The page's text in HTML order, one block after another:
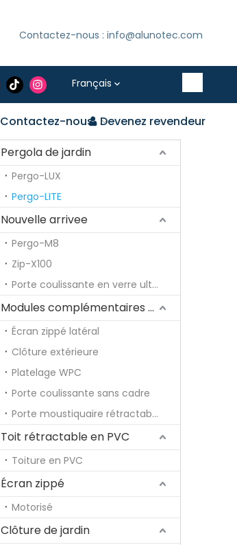
Contactez-nous : info@alunotec.com
Français
Contactez-nous Devenez revendeur
Pergola de jardin
Pergo-LUX
Pergo-LITE
Nouvelle arrivee
Pergo-M8
Zip-X100
Porte coulissante en verre ultra fine
Modules complémentaires optionnels pour pergola
Écran zippé latéral
Clôture extérieure
Platelage WPC
Porte coulissante sans cadre
Porte moustiquaire rétractable
Toit rétractable en PVC
Toiture en PVC
Écran zippé
Motorisé
Clôture de jardin